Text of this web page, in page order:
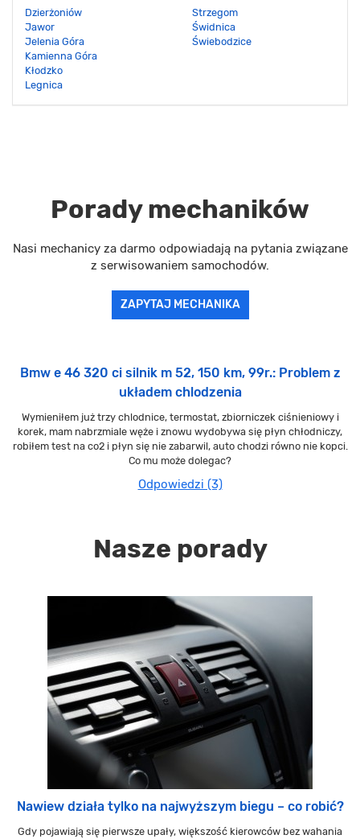
Dzierżoniów
Jawor
Jelenia Góra
Kamienna Góra
Kłodzko
Legnica
Strzegom
Świdnica
Świebodzice
Porady mechaników
Nasi mechanicy za darmo odpowiadają na pytania związane
z serwisowaniem samochodów.
ZAPYTAJ MECHANIKA
Bmw e 46 320 ci silnik m 52, 150 km, 99r.: Problem z
układem chlodzenia
Wymieniłem już trzy chlodnice, termostat, zbiorniczek ciśnieniowy i
korek, mam nabrzmiale węże i znowu wydobywa się płyn chłodniczy,
robiłem test na co2 i płyn się nie zabarwil, auto chodzi równo nie kopci.
Co mu może dolegac?
Odpowiedzi (3)
Nasze porady
Nawiew działa tylko na najwyższym biegu – co robić?
Gdy pojawiają się pierwsze upały, większość kierowców bez wahania